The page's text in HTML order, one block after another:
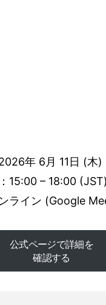
年 6月 11日 (木)
15:00 – 18:00 (JST)
ライン (Google
公式ページで詳細を
確認する